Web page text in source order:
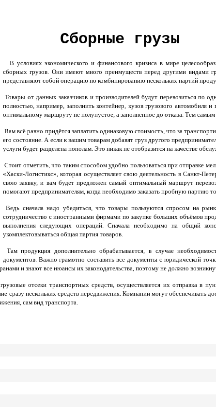
Сборные грузы
В условиях экономического и финансового кризиса в мире
сборных грузов. Они имеют много преимуществ перед другими видами
представляют собой операцию по комбинированию нескольких партий
Товары от данных заказчиков и производителей будут перевозиться по
полностью, например, заполнить контейнер, кузов грузового автомобиля
оптимальному маршруту не полупустое, а заполненное до отказа. Тем самым
Вам всё равно придётся заплатить одинаковую стоимость, что за
его состояние. А если к вашим товарам добавят груз другого
услуги будет разделена пополам. Это никак не отобразится на качестве
Стоит отметить, что таким способом удобно пользоваться при отправке
«Хаски-Логистикс», которая осуществляет свою деятельность в Санкт-
свою заявку, и вам будет предложен самый оптимальный маршрут
помогают предпринимателям, когда необходимо заказать пробную партию
Ведь сначала надо убедиться, что товары пользуются спросом на
сотрудничество с иностранными фирмами по закупке больших объёмов
выполнения следующих операций. Сначала необходимо на общий
укомплектовываться общая партия товаров.
Там продукция дополнительно обрабатывается, в случае
документов. Важно грамотно составить все документы с юридической
и знают все нюансы их законодательства, поэтому не должно
отсеки транспортных средств, осуществляется их отправка в
сразу нескольких средств передвижения. Компании могут обеспечивать
сам вид транспорта.